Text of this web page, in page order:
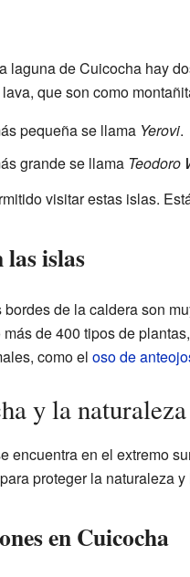
laguna de Cuicocha hay
que son como
pequeña se llama Yerovi.
grande se llama Teodoro
visitar estas islas.
islas
de la caldera son
de 400 tipos de
como el oso de
y la naturaleza
encuentra en el extremo
proteger la naturaleza
en Cuicocha